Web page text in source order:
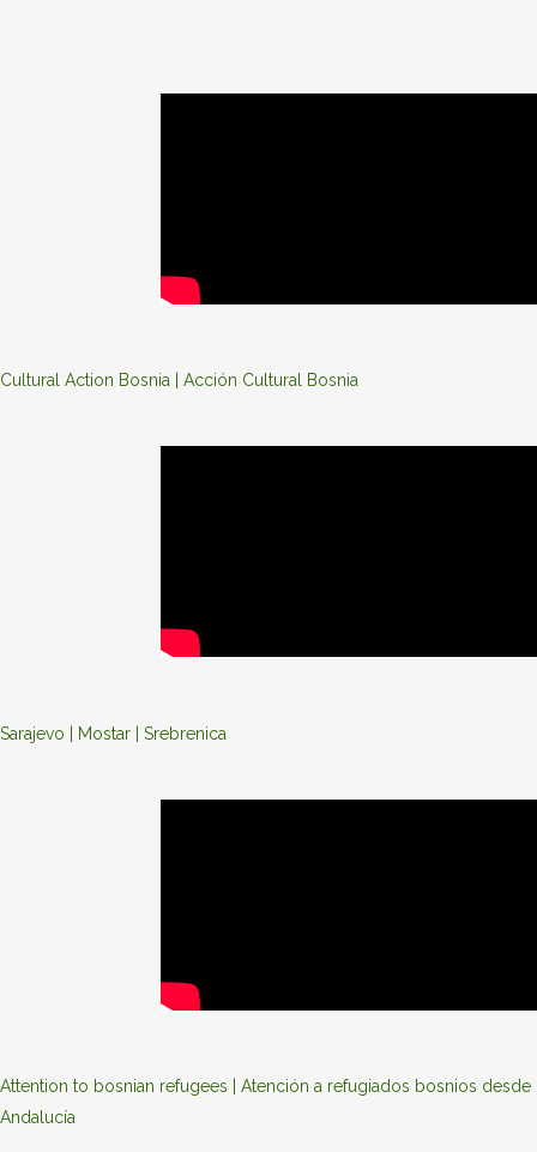
Cultural Action Bosnia | Acción Cultural Bosnia
Sarajevo | Mostar | Srebrenica
Attention to bosnian refugees | Atención a refugiados bosnios desde
Andalucía